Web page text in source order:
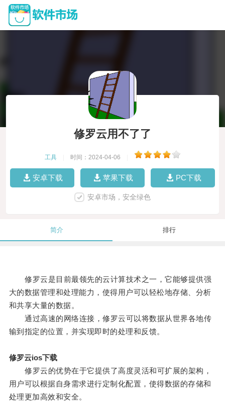
修罗云用不了了
工具 时间：2024-04-06
安卓下载 苹果下载 PC下载
安卓市场，安全绿色
简介 排行
修罗云是目前最领先的云计算技术之一，它能够提供强
大的数据管理和处理能力，使得用户可以轻松地存储、分析
和共享大量的数据。
通过高速的网络连接，修罗云可以将数据从世界各地传
输到指定的位置，并实现即时的处理和反馈。
修罗云ios下载
修罗云的优势在于它提供了高度灵活和可扩展的架构，
用户可以根据自身需求进行定制化配置，使得数据的存储和
处理更加高效和安全。